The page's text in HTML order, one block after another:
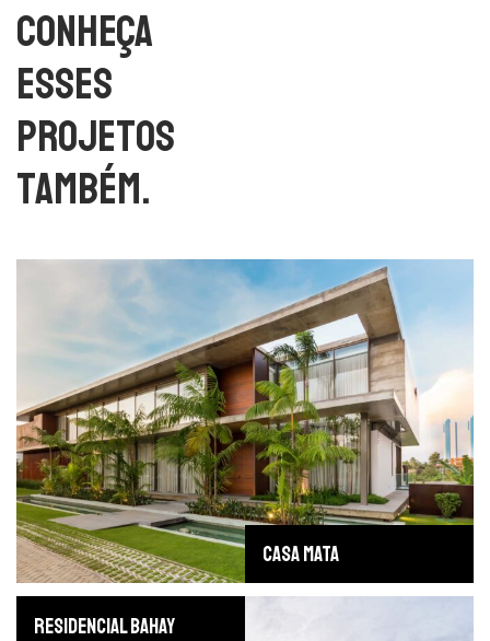
Conheça
esses
projetos
também.
CASA MATA
RESIDENCIAL BAHAY